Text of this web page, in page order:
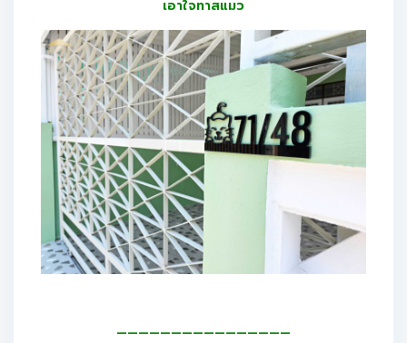
เอาใจทาสแมว
————————————————